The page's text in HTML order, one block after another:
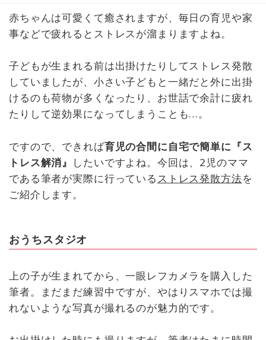
赤ちゃんは可愛くて癒されますが、毎日の育児や家
事などで疲れるとストレスが溜まりますよね。
子どもが生まれる前は出掛けたりしてストレス発散
していましたが、小さい子どもと一緒だと外に出掛
けるのも荷物が多くなったり、お世話で余計に疲れ
たりして逆効果になってしまうことも…。
ですので、できれば育児の合間に自宅で簡単に『ス
トレス解消』 したいですよね。今回は、2児のママ
である筆者が実際に行っている ストレス発散方法を
ご紹介します。
おうちスタジオ
上の子が生まれてから、一眼レフカメラを購入した
筆者。まだまだ練習中ですが、やはりスマホでは撮
れないような写真が撮れるのが魅力的です。